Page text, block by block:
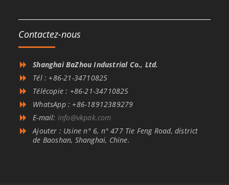
Contactez-nous
Shanghai BaZhou Industrial Co., Ltd.
Tél : +86-21-34710825
Télécopie : +86-21-34710825
WhatsApp : +86-18912389279
E-mail: info@vkpak.com
Ajouter : Usine n° 6, n° 477 Tie Feng Road, district
de Baoshan, Shanghai, Chine.